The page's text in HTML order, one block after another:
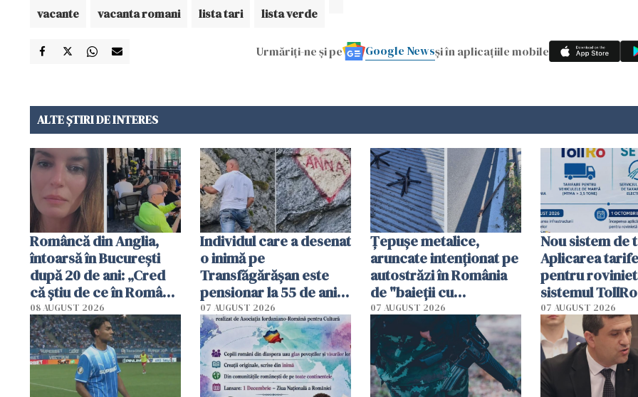
vacante vacanta romani lista tari lista verde
Urmăriți-ne și pe Google Newsși în aplicațiile mobile
ALTE ȘTIRI DE INTERES
Româncă din Anglia,
întoarsă în București
după 20 de ani: „Cred
că știu de ce în România
se trăiește mai bine ca
în Anglia. E schimbat"
08 AUGUST 2026
Individul care a desenat
o inimă pe
Transfăgărășan este
pensionar la 55 de ani.
Poliția l-a identificat
07 AUGUST 2026
Țepușe metalice,
aruncate intenționat pe
autostrăzi în România
de "baieții cu
platforme": "Mi-au
cerut 1200 lei să mă
tracteze"
07 AUGUST 2026
Nou sistem de
Aplicarea
pentru
sistemul
începe la 1
07 AUGUST 2026